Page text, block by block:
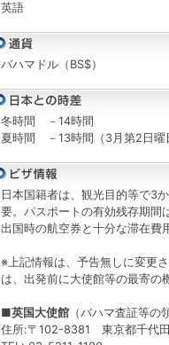
英語
バハマドル（BS$）
冬時間 －14時間
夏時間 －13時間（3月第2日曜
日本国籍者は、観光目的等で3
要。パスポートの有効残存期間
出国時の航空券と十分な滞在費
※上記情報は、予告無しに変更
は、出発前に大使館等の最寄の
■英国大使館 （バハマ査証等の
住所:〒102-8381 東京都千代